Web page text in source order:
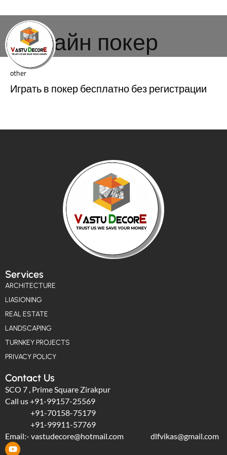
Онлайн покер
other
Играть в покер бесплатно без регистрации
Services
ARCHITECTURE
LIASIONING
REAL ESTATE
LANDSCAPING
TURNKEY PROJECTS
PRIVACY POLICY
Contact Us
SCO 7 , Prime Square Zirakpur
Call us+91-99157-25569
+91-70158-75179
+91-99911-57769
Email:- vastudecore@hotmail.com dlfvikas@gmail.com